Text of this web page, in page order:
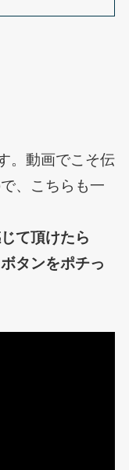
。動画でこそ伝
、こちらも一
て頂けたら
タンをポチっ